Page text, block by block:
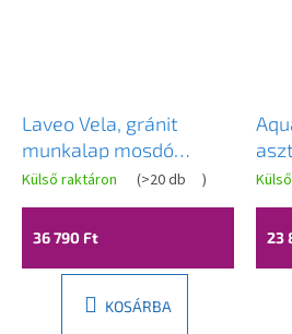
Laveo Vela, gránit
munkalap mosdó
340x200x130 mm,
fekete, LAV-VGV1710T
Külső raktáron (>20 db )
36 790 Ft
KOSÁRBA
40
23